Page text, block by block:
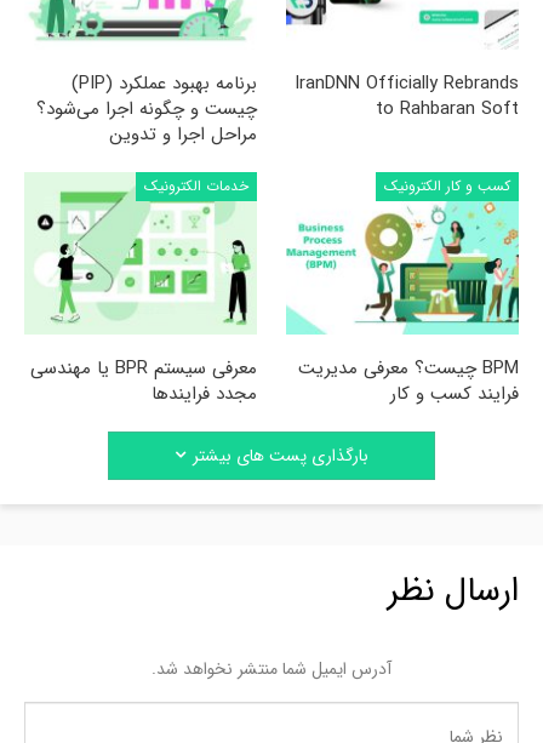
IranDNN Officially Rebrands
to Rahbaran Soft
برنامه بهبود عملکرد (PIP)
چیست و چگونه اجرا می‌شود؟
مراحل اجرا و تدوین
کسب و کار الکترونیک
BPM چیست؟ معرفی مدیریت
فرایند کسب و کار
خدمات الکترونیک
معرفی سیستم BPR یا مهندسی
مجدد فرایندها
بارگذاری پست های بیشتر
ارسال نظر
آدرس ایمیل شما منتشر نخواهد شد.